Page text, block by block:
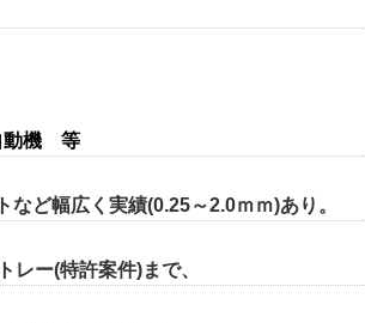
動機 等
ど幅広く実績(0.25～2.0ｍｍ)あり。
レー(特許案件)まで、